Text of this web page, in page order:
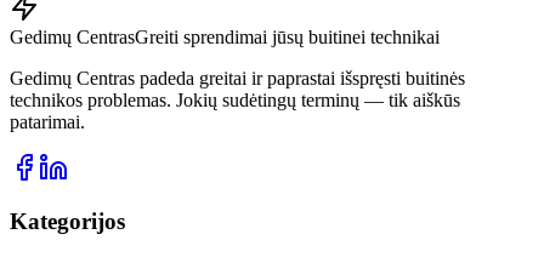
Gedimų CentrasGreiti sprendimai jūsų buitinei technikai
Gedimų Centras padeda greitai ir paprastai išspręsti buitinės
technikos problemas. Jokių sudėtingų terminų — tik aiškūs
patarimai.
Kategorijos